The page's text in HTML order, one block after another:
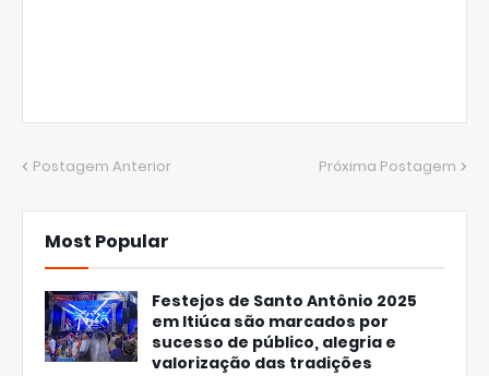
Postagem Anterior Próxima Postagem
Most Popular
Festejos de Santo Antônio 2025
em Itiúca são marcados por
sucesso de público, alegria e
valorização das tradições